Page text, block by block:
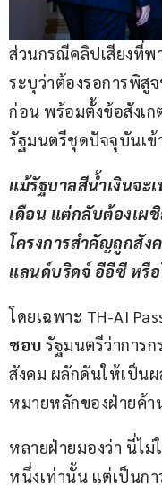
ส่วนกรณีคลิปเสียงที่พ
ระบุว่าต้องรอการพิสู
ก่อน พร้อมตั้งข้อสังเ
รัฐมนตรีชุดปัจจุบันเข้
แม้รัฐบาลสีน้ำเงินจะ
เดือน แต่กลับต้องเผ
โครงการสำคัญถูกสัง
แลนด์บริดจ์ อีอีซี หรือ
โดยเฉพาะ TH-AI
ชอบ รัฐมนตรีว่าการ
สังคม ผลักดันให้เป็นผ
หมายหลักของฝ่ายค้า
หลายฝ่ายมองว่า นี่ไม่
หนึ่งเท่านั้น แต่เป็นกา